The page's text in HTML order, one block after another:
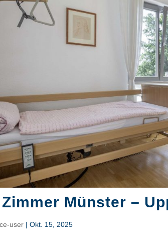
Zimmer Münster –
user |Okt. 15, 2025